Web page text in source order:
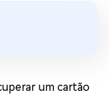
um cartão